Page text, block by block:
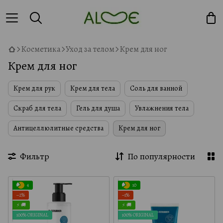
Косметика Уход за телом Крем для ног
Крем для ног
Крем для рук Крем для тела Соль для ванной
Скраб для тела Гель для душа Увлажнения тела
Антицеллюлитные средства Крем для ног
Фильтр По популярности
4
−2%
⚡ 🚚
100% ORIGINAL
10
−1%
⚡ 🚚
100% ORIGINAL